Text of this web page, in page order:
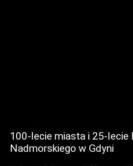
100-lecie miasta i 25-lecie
Nadmorskiego w Gdyni